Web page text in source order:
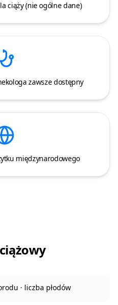
ciąży (nie ogólne dane)
zawsze dostępny
międzynarodowego
· liczba płodów